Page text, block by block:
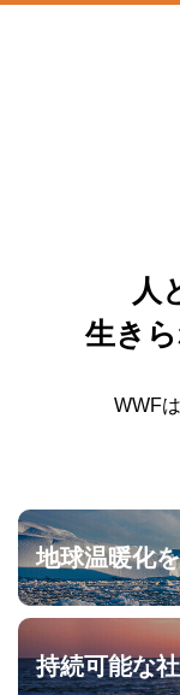
人
生き
WWF
地球温暖化
持続可能な